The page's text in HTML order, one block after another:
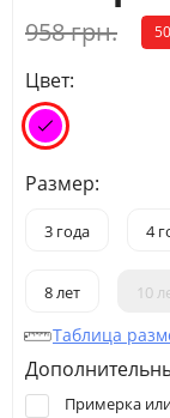
958 грн.
Цвет:
Размер:
3 года 4
8 лет 10
Таблица
Примерка